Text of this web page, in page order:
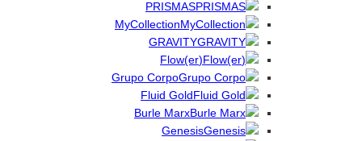
PRISMAS
MyCollection
GRAVITY
(Flow(er
Grupo Corpo
Fluid Gold
Burle Marx
Genesis